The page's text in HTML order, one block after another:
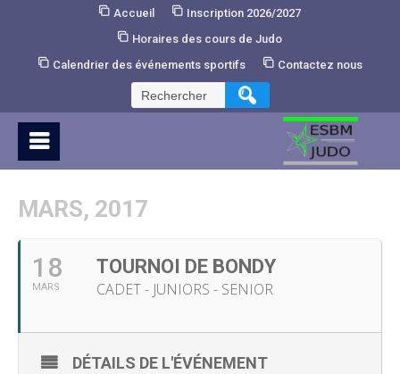
Accueil
Inscription 2026/2027
Horaires des cours de Judo
Calendrier des événements sportifs
Contactez nous
Rechercher :
MARS, 2017
18
MARS
TOURNOI DE BONDY
CADET - JUNIORS - SENIOR
DÉTAILS DE L'ÉVÉNEMENT